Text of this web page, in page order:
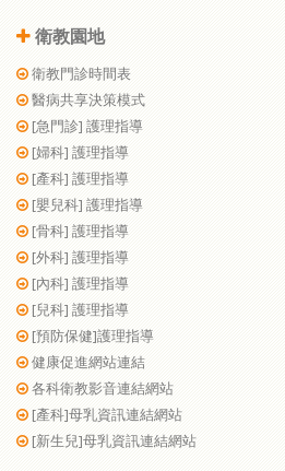
衛教園地
衛教門診時間表
醫病共享決策模式
[急門診] 護理指導
[婦科] 護理指導
[產科] 護理指導
[嬰兒科] 護理指導
[骨科] 護理指導
[外科] 護理指導
[內科] 護理指導
[兒科] 護理指導
[預防保健]護理指導
健康促進網站連結
各科衛教影音連結網站
[產科]母乳資訊連結網站
[新生兒]母乳資訊連結網站